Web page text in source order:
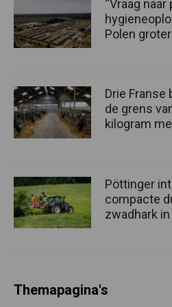
“Vraag
Polen
Drie Franse
de grens
kilogram
Pöttinger
compacte
zwadhark
Themapagina's